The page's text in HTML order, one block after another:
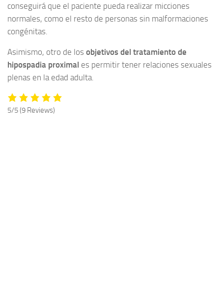
conseguirá que el paciente pueda realizar micciones
normales, como el resto de personas sin malformaciones
congénitas.
Asimismo, otro de los objetivos del tratamiento de
hipospadia proximal es permitir tener relaciones sexuales
plenas en la edad adulta.
5/5(9 Reviews)